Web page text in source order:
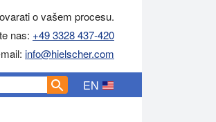
o vašem procesu.
nas: +49 3328 437-420
info@hielscher.com
EN